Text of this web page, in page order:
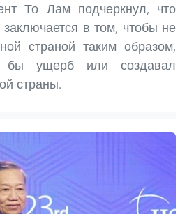
То Лам подчеркнул, что
в том, чтобы не
страной таким образом,
бы ущерб или создавал
страны.